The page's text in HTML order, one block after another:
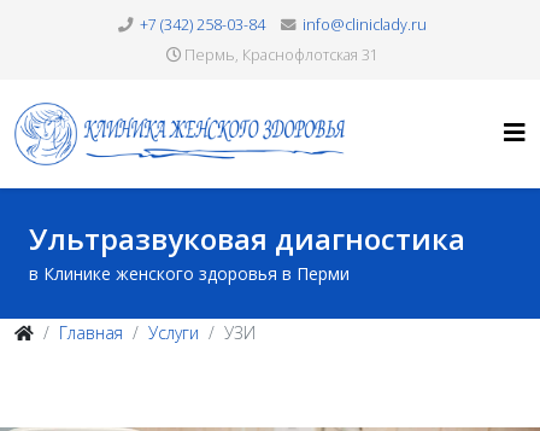
+7 (342) 258-03-84
info@cliniclady.ru
Пермь, Краснофлотская 31
Ультразвуковая диагностика
в Клинике женского здоровья в Перми
Главная Услуги УЗИ